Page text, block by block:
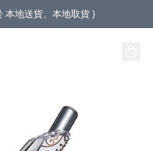
本地送貨、本地取貨 )